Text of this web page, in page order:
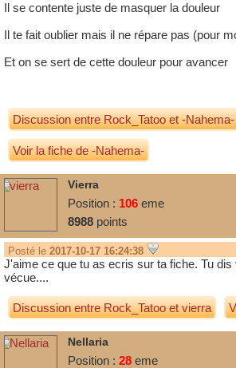
Il se contente juste de masquer la douleur
Il te fait oublier mais il ne répare pas (pour
Et on se sert de cette douleur pour avancer
Discussion entreRock_Tatooet-Nahema-
Voir la fiche de -Nahema-
Vierra
Position : 106 eme
8988 points
Posté le 2017-10-17 16:24:38
J'aime ce que tu as ecris sur ta fiche. Tu
vécue....
Discussion entreRock_Tatooetvierra
Nellaria
Position : 28 eme